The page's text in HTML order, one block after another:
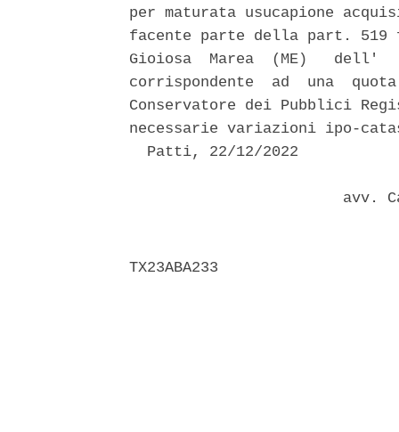
per maturata usucapione
facente parte della part. 519
Gioiosa  Marea  (ME)
corrispondente  ad  una
Conservatore dei Pubblici
necessarie variazioni ipo-
  Patti, 22/12/2022
avv.